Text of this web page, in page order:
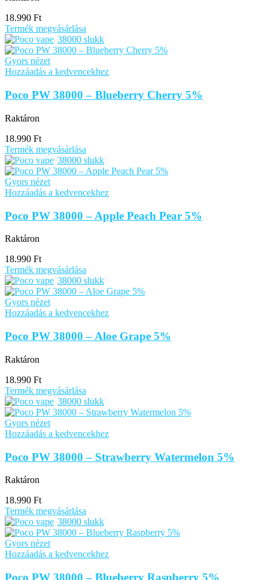
18.990 Ft
Termék megvásárlása
38000 slukk
Gyors nézet
Hozzáadás a kedvencekhez
Poco PW 38000 – Blueberry Cherry 5%
Raktáron
18.990 Ft
Termék megvásárlása
38000 slukk
Gyors nézet
Hozzáadás a kedvencekhez
Poco PW 38000 – Apple Peach Pear 5%
Raktáron
18.990 Ft
Termék megvásárlása
38000 slukk
Gyors nézet
Hozzáadás a kedvencekhez
Poco PW 38000 – Aloe Grape 5%
Raktáron
18.990 Ft
Termék megvásárlása
38000 slukk
Gyors nézet
Hozzáadás a kedvencekhez
Poco PW 38000 – Strawberry Watermelon 5%
Raktáron
18.990 Ft
Termék megvásárlása
38000 slukk
Gyors nézet
Hozzáadás a kedvencekhez
Poco PW 38000 – Blueberry Raspberry 5%